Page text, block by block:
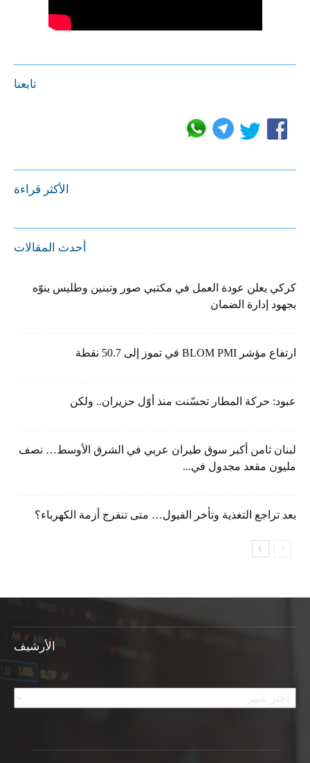
تابعنا
الأكثر قراءة
أحدث المقالات
كركي يعلن عودة العمل في مكتبي صور وتبنين وطليس ينوّه
بجهود إدارة الضمان
ارتفاع مؤشر BLOM PMI في تموز إلى 50.7 نقطة
عبود: حركة المطار تحسّنت منذ أوّل حزيران.. ولكن
لبنان ثامن أكبر سوق طيران عربي في الشرق الأوسط… نصف
مليون مقعد مجدول في...
بعد تراجع التغذية وتأخر الفيول… متى تنفرج أزمة الكهرباء؟
الأرشيف
الأرشيف